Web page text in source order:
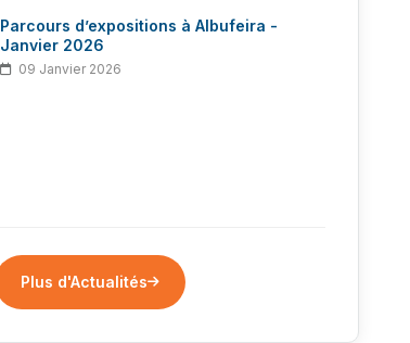
Parcours d’expositions à Albufeira -
Janvier 2026
09 Janvier 2026
Plus d'Actualités